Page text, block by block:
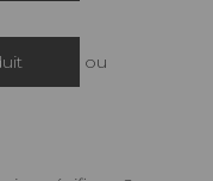
ou